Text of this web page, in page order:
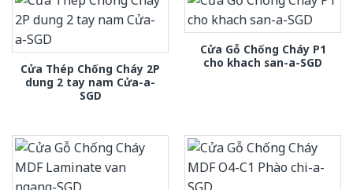
Cửa Thép Chống Cháy 2P
dung 2 tay nam Cửa-a-
SGD
Cửa Gỗ Chống Cháy P1
cho khach san-a-SGD